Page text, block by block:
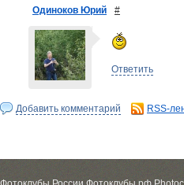
Одиноков Юрий #
Ответить
Добавить комментарий RSS-